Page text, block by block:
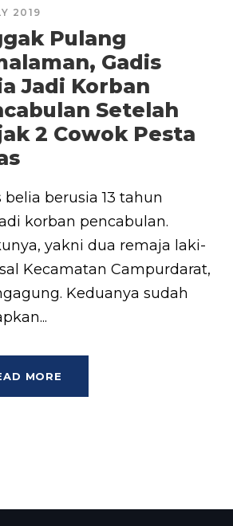
2019
Pulang
Gadis
Jadi Korban
Setelah
2 Cowok Pesta
belia berusia 13 tahun
korban pencabulan.
yakni dua remaja laki-
Kecamatan Campurdarat,
Keduanya sudah
MORE